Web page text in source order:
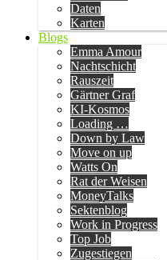
Daten
Karten
Blogs
Emma Amour
Nachtschicht
Rauszeit
Gärtner Graf
KI-Kosmos
Loading …
Down by Law
Move on up
Watts On
Rat der Weisen
MoneyTalks
Sektenblog
Work in Progress
Top Job
Zugestiegen